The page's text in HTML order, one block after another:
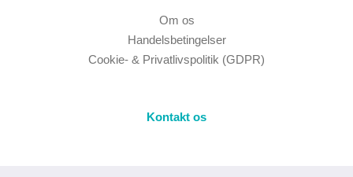
Om os
Handelsbetingelser
Cookie- & Privatlivspolitik (GDPR)
Kontakt os